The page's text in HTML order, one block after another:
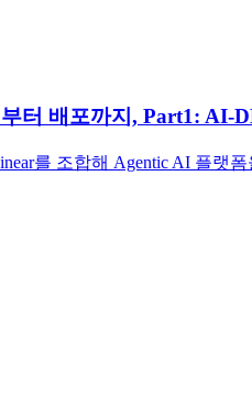
터 배포까지, Part1: AI-
를 조합해 Agentic AI 플